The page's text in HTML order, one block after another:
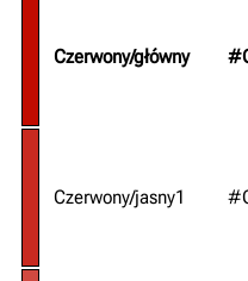
Czerwony/główny
Czerwony/jasny1